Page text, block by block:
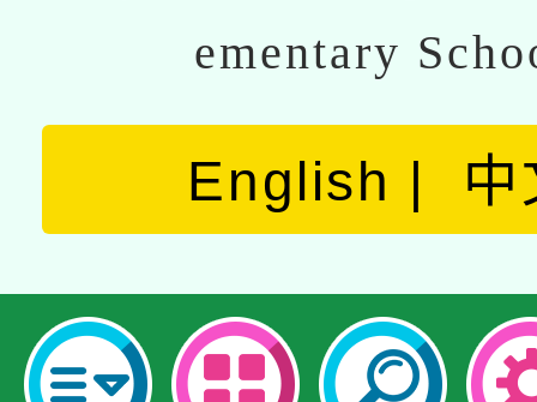
ementary
English 中